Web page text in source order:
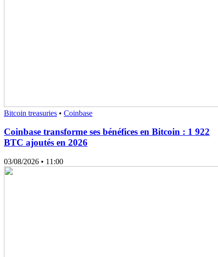
Bitcoin treasuries • Coinbase
Coinbase transforme ses bénéfices en Bitcoin : 1 922
BTC ajoutés en 2026
03/08/2026 • 11:00